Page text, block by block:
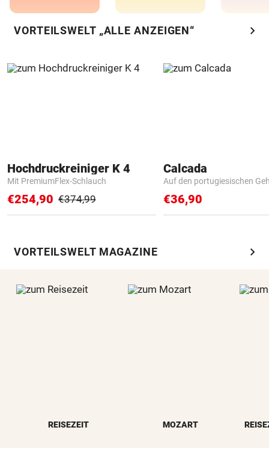
VORTEILSWELT „ALLE ANZEIGEN“ chevron_right
Hochdruckreiniger K 4
Mit PremiumFlex-Schlauch
€254,90 €374,99
Calcada
Auf den portugiesischen
€36,90
VORTEILSWELT MAGAZINE chevron_right
REISEZEIT MOZART